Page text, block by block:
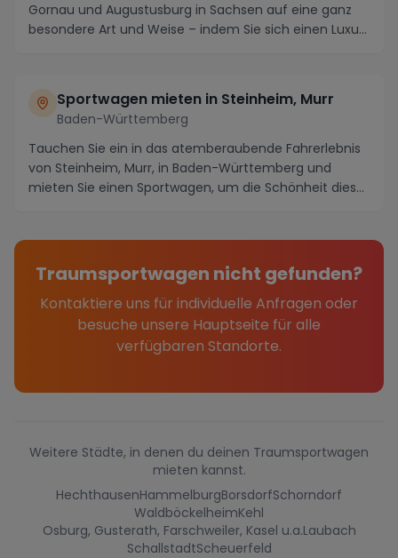
Gornau und Augustusburg in Sachsen auf eine ganz
besondere Art und Weise – indem Sie sich einen Luxu...
Sportwagen mieten in Steinheim, Murr
Baden-Württemberg
Tauchen Sie ein in das atemberaubende Fahrerlebnis
von Steinheim, Murr, in Baden-Württemberg und
mieten Sie einen Sportwagen, um die Schönheit dieser
Traumsportwagen nicht gefunden?
Kontaktiere uns für individuelle Anfragen oder
besuche unsere Hauptseite für alle
verfügbaren Standorte.
Weitere Städte, in denen du deinen Traumsportwagen
mieten kannst.
HechthausenHammelburgBorsdorfSchorndorf
WaldböckelheimKehl
Osburg, Gusterath, Farschweiler, Kasel u.a.Laubach
SchallstadtScheuerfeld